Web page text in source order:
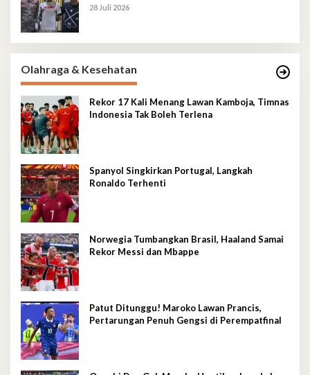
28 Juli 2026
Olahraga & Kesehatan
Rekor 17 Kali Menang Lawan Kamboja, Timnas
Indonesia Tak Boleh Terlena
Spanyol Singkirkan Portugal, Langkah
Ronaldo Terhenti
Norwegia Tumbangkan Brasil, Haaland Samai
Rekor Messi dan Mbappe
Patut Ditunggu! Maroko Lawan Prancis,
Pertarungan Penuh Gengsi di Perempatfinal